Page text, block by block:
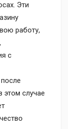
Эти
работу,
с
этом случае